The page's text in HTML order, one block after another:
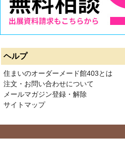
ヘルプ
住まいのオーダーメード館403とは
注文・お問い合わせについて
メールマガジン登録・解除
サイトマップ